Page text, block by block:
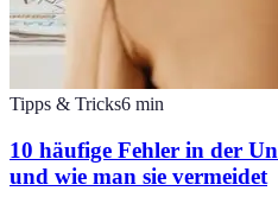
Tipps & Tricks6 min
10 häufige Fehler in der
und wie man sie vermeidet